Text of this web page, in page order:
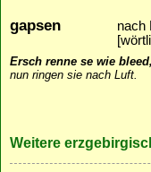
gapsen
nach
Ersch renne se wie
nun ringen sie nach Luft.
Weitere